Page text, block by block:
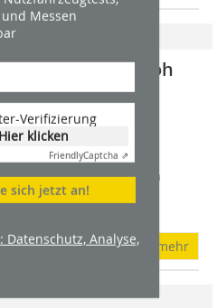
Messen
Verifizierung
Hier klicken
FriendlyCaptcha ⇗
sich jetzt an!
Datenschutz, Analyse,
gepresstem Stroh
maxit Strohpanel
der Verfügbarkeit des
Jahr fallen nach der
Massen der goldgelben
ist kein Mangel zu
mehr